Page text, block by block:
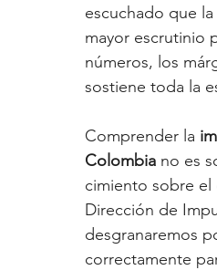
escuchado que
mayor escrutinio
números, los
sostiene toda la
Comprender la
Colombia no es
cimiento sobre el
Dirección de
desgranaremos
correctamente